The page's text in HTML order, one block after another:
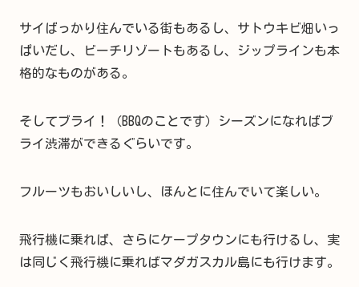
サイばっかり住んでいる街もあるし、サトウキビ畑いっ
ぱいだし、ビーチリゾートもあるし、ジップラインも本
格的なものがある。
そしてブライ！（BBQのことです）シーズンになればブ
ライ渋滞ができるぐらいです。
フルーツもおいしいし、ほんとに住んでいて楽しい。
飛行機に乗れば、さらにケープタウンにも行けるし、実
は同じく飛行機に乗ればマダガスカル島にも行けます。